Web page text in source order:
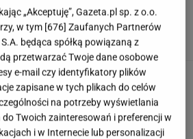
reaguje na krytykę po debacie u
Co na to Polsat?
„Akceptuję”, Gazeta.pl sp. z o.o.
w tym [676] Zaufanych Partnerów
będąca spółką powiązaną z
przetwarzać Twoje dane osobowe
e-mail czy identyfikatory plików
zapisane w tych plikach do celów
na potrzeby wyświetlania
Twoich zainteresowań i preferencji w
i w Internecie lub personalizacji